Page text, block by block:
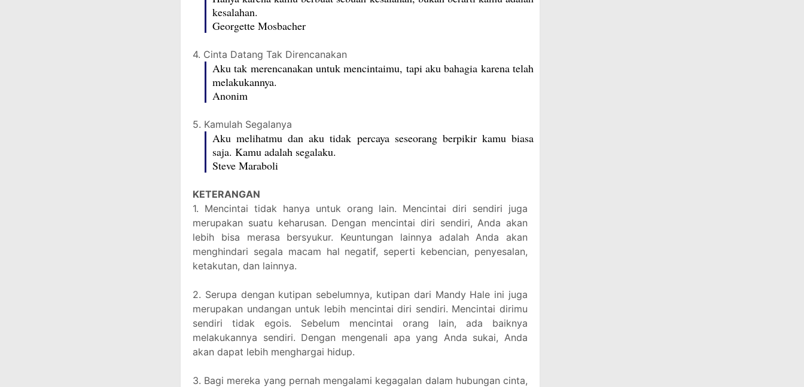
kesalahan.
Georgette Mosbacher
4. Cinta Datang Tak Direncanakan
Aku tak merencanakan untuk mencintaimu, tapi aku bahagia karena telah
melakukannya.
Anonim
5. Kamulah Segalanya
Aku melihatmu dan aku tidak percaya seseorang berpikir kamu biasa
saja. Kamu adalah segalaku.
Steve Maraboli
KETERANGAN
1. Mencintai tidak hanya untuk orang lain. Mencintai diri sendiri juga
merupakan suatu keharusan. Dengan mencintai diri sendiri, Anda akan
lebih bisa merasa bersyukur. Keuntungan lainnya adalah Anda akan
menghindari segala macam hal negatif, seperti kebencian, penyesalan,
ketakutan, dan lainnya.
2. Serupa dengan kutipan sebelumnya, kutipan dari Mandy Hale ini juga
merupakan undangan untuk lebih mencintai diri sendiri. Mencintai dirimu
sendiri tidak egois. Sebelum mencintai orang lain, ada baiknya
melakukannya sendiri. Dengan mengenali apa yang Anda sukai, Anda
akan dapat lebih menghargai hidup.
3. Bagi mereka yang pernah mengalami kegagalan dalam hubungan cinta,